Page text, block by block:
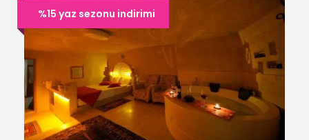
%15 yaz sezonu indirimi